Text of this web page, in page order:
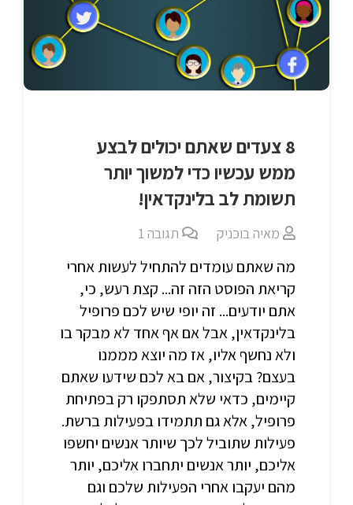
8 צעדים שאתם יכולים לבצע
ממש עכשיו כדי למשוך יותר
תשומת לב בלינקדאין!
מאיה בוכניק תגובה1
מה שאתם עומדים להתחיל לעשות אחרי
קריאת הפוסט הזה זה... קצת רעש, כי,
אתם יודעים... זה יופי שיש לכם פרופיל
בלינקדאין, אבל אם אף אחד לא מבקר בו
ולא נחשף אליו, אז מה יוצא מממנו
בעצם? בקיצור, אם בא לכם שידעו שאתם
קיימים, כדאי שלא תסתפקו רק בפתיחת
פרופיל, אלא גם תתמידו בפעילות ברשת.
פעילות שתוביל לכך שיותר אנשים יחשפו
אליכם, יותר אנשים יתחברו אליכם, יותר
מהם יעקבו אחרי הפעילות שלכם וגם